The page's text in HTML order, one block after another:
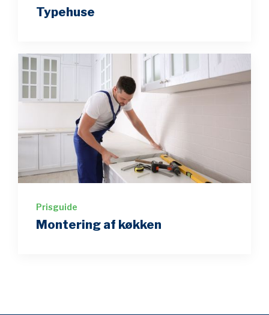
Typehuse
Prisguide
Montering af køkken